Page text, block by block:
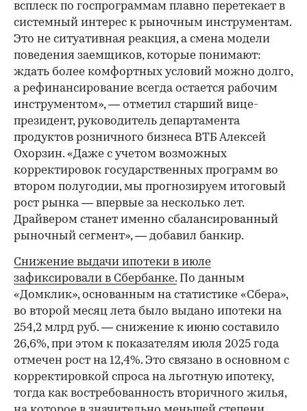
всплеск по госпрограммам плавно перетекает в
системный интерес к рыночным инструментам.
Это не ситуативная реакция, а смена модели
поведения заемщиков, которые понимают:
ждать более комфортных условий можно долго,
а рефинансирование всегда остается рабочим
инструментом», — отметил старший вице-
президент, руководитель департамента
продуктов розничного бизнеса ВТБ Алексей
Охорзин. «Даже с учетом возможных
корректировок государственных программ во
втором полугодии, мы прогнозируем итоговый
рост рынка — впервые за несколько лет.
Драйвером станет именно сбалансированный
рыночный сегмент», — добавил банкир.
Снижение выдачи ипотеки в июле
зафиксировали в Сбербанке. По данным
«Домклик», основанным на статистике «Сбера»,
во второй месяц лета было выдано ипотеки на
254,2 млрд руб. — снижение к июню составило
26,6%, при этом к показателям июля 2025 года
отмечен рост на 12,4%. Это связано в основном с
корректировкой спроса на льготную ипотеку,
тогда как востребованность вторичного жилья,